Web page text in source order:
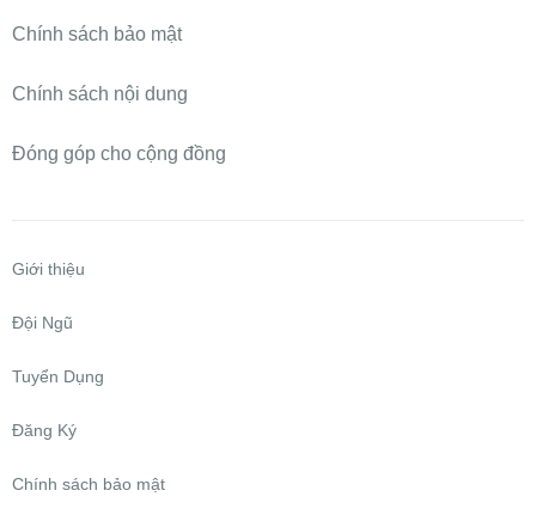
Chính sách bảo mật
Chính sách nội dung
Đóng góp cho cộng đồng
Giới thiệu
Đội Ngũ
Tuyển Dụng
Đăng Ký
Chính sách bảo mật